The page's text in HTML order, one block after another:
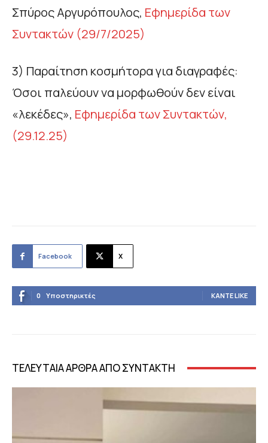
Σπύρος Αργυρόπουλος, Εφημερίδα των
Συντακτών (29/7/2025)
3) Παραίτηση κοσμήτορα για διαγραφές:
Όσοι παλεύουν να μορφωθούν δεν είναι
«λεκέδες», Εφημερίδα των Συντακτών,
(29.12.25)
Facebook X
0 Υποστηρικτές ΚΆΝΤΕ LIKE
ΤΕΛΕΥΤΑΙΑ ΑΡΘΡΑ ΑΠΟ ΣΥΝΤΑΚΤΗ